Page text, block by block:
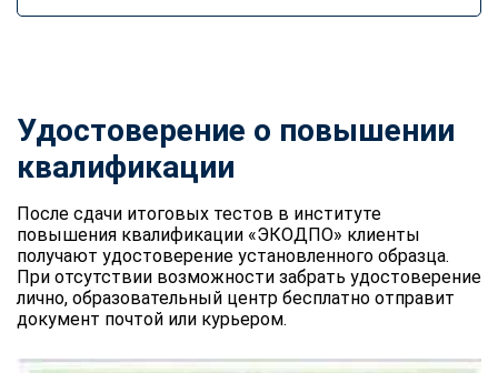
Удостоверение о повышении
квалификации
После сдачи итоговых тестов в институте
повышения квалификации «ЭКОДПО» клиенты
получают удостоверение установленного образца.
При отсутствии возможности забрать удостоверение
лично, образовательный центр бесплатно отправит
документ почтой или курьером.